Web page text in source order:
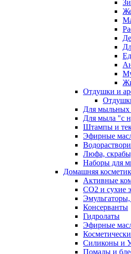
Отдушки и
Для мыльных
Для мыла "с
Штампы и
Эфирные
Люфа,
Наборы для
Домашняя
Активные
СО2 и сухие
Эмульгаторы,
Консерванты
Гидролаты
Эфирные
Силиконы и
Помады и